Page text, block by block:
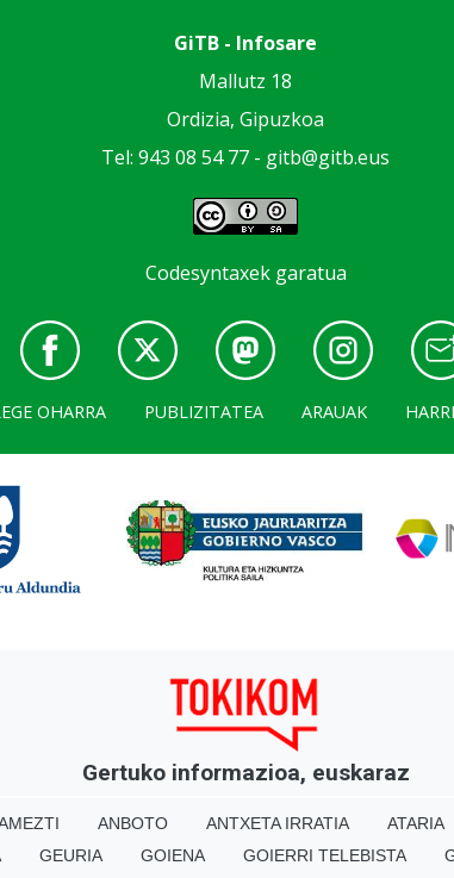
GiTB - Infosare
Mallutz 18
Ordizia, Gipuzkoa
Tel: 943 08 54 77 - gitb@gitb.eus
Codesyntaxek garatua
OHARRA PUBLIZITATEA ARAUAK
Gertuko informazioa, euskaraz
ANBOTO ANTXETA IRRATIA ATARIA
GEURIA GOIENA GOIERRI TELEBISTA